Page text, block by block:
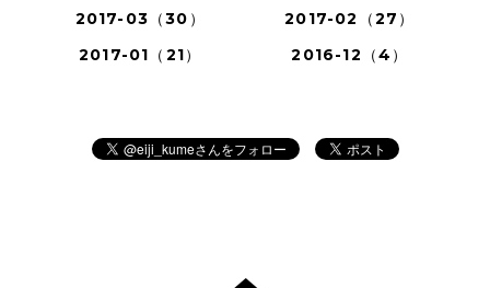
2017-03（30）
2017-02（27）
2017-01（21）
2016-12（4）